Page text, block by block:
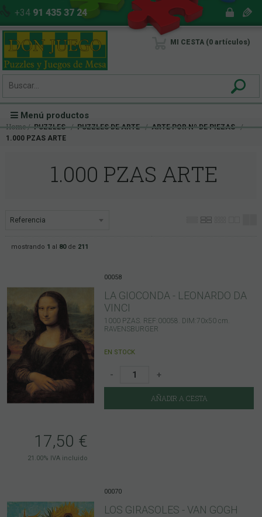
+34 91 435 37 24
MI CESTA 0 artículos
Menú productos
Home PUZZLES PUZZLES DE ARTE
ARTE POR Nº DE PIEZAS
1.000 PZAS ARTE
1.000 PZAS ARTE
mostrando 1 al 80de 211
17,50 €
21.00% IVA incluido
00058
LA GIOCONDA - LEONARDO DA
VINCI
1000 PZAS. REF:00058. DIM:70x50 cm.
RAVENSBURGER
EN STOCK
- +
AÑADIR A CESTA
00070
LOS GIRASOLES - VAN GOGH